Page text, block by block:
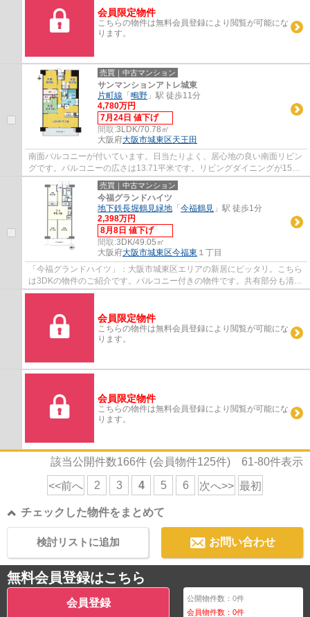
会員限定物件
こちらの物件は無料会員登録により閲覧が可能にな
ります。
売買｜中古マンション
サンマンションアトレ城東
片町線 「 鴫野 」駅 徒歩11分
4,780万円
7月24日 値下げ
間取:3LDK/70.78㎡
大阪府大阪市城東区天王田
南面バルコニーが付いています。日当たりよく、居心地の良い南面リビン
グです。バルコニーの広さは13.71平米です。リビングダイニングが15帖
以上あり、ゆったりとした空間を楽しむこと...
売買｜中古マンション
今福グランドハイツ
地下鉄長堀鶴見緑地 「 今福鶴見 」駅 徒歩1分
2,398万円
8月8日 値下げ
間取:3DK/49.05㎡
大阪府大阪市城東区今福東 １丁目
「今福グランドハイツ」：大阪市城東区エリアの新居にピッタリ。こちら
は3DKの物件のご紹介です。バルコニー付きの物件です。共有部分も清潔
感があり、綺麗な中古マンションです。地下...
会員限定物件
こちらの物件は無料会員登録により閲覧が可能にな
ります。
会員限定物件
こちらの物件は無料会員登録により閲覧が可能にな
ります。
該当公開件数166件 (会員物件125件) 61-80件表示
<<前へ 2 3 4 5 6 次へ>> 最初
チェックした物件をまとめて
お問い合わせ
検討リストに追加
無料会員登録はこちら
会員登録 公開物件数：0件
会員物件数：0件